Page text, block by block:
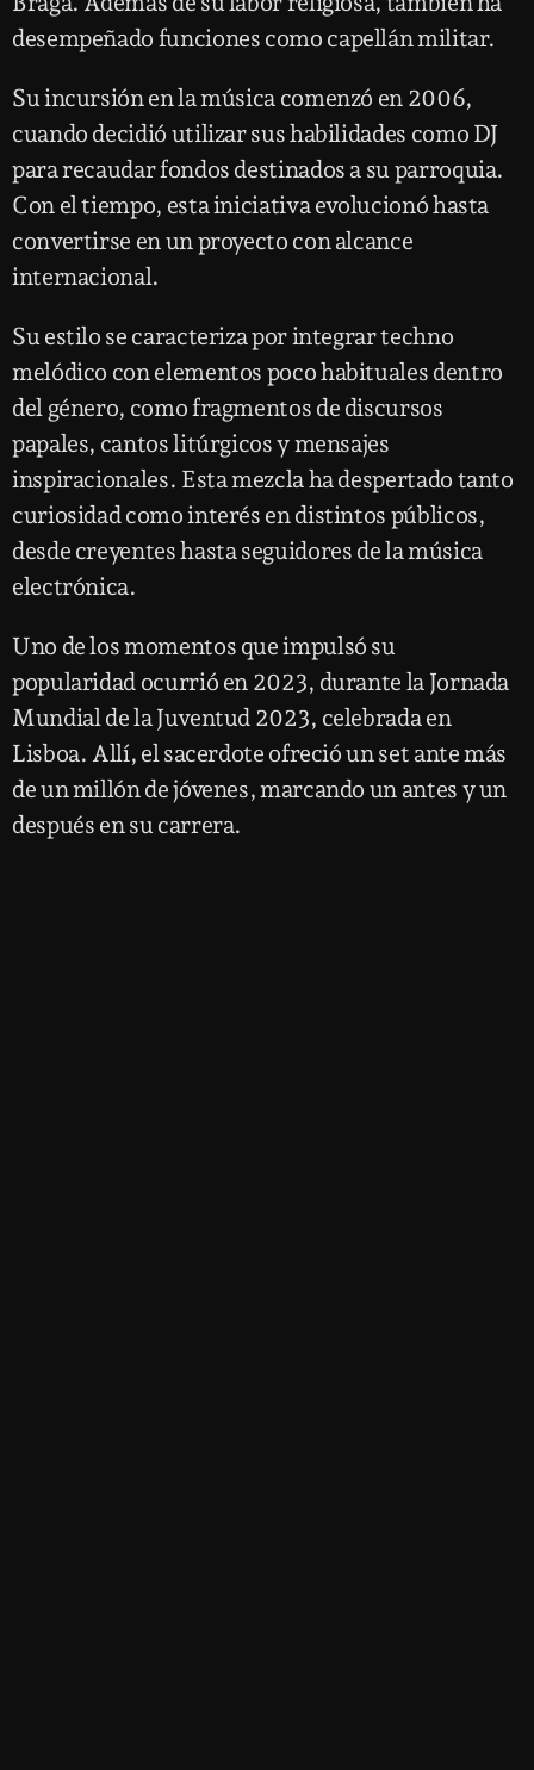
desempeñado funciones como capellán militar.
Su incursión en la música comenzó en 2006,
cuando decidió utilizar sus habilidades como DJ
para recaudar fondos destinados a su parroquia.
Con el tiempo, esta iniciativa evolucionó hasta
convertirse en un proyecto con alcance
internacional.
Su estilo se caracteriza por integrar techno
melódico con elementos poco habituales dentro
del género, como fragmentos de discursos
papales, cantos litúrgicos y mensajes
inspiracionales. Esta mezcla ha despertado tanto
curiosidad como interés en distintos públicos,
desde creyentes hasta seguidores de la música
electrónica.
Uno de los momentos que impulsó su
popularidad ocurrió en 2023, durante la Jornada
Mundial de la Juventud 2023, celebrada en
Lisboa. Allí, el sacerdote ofreció un set ante más
de un millón de jóvenes, marcando un antes y un
después en su carrera.